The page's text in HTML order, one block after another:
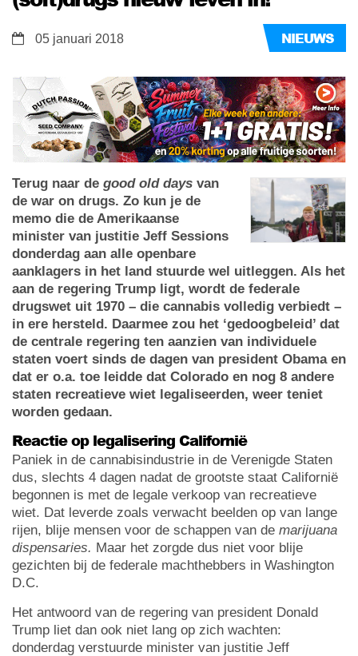
NIEUWS
05 januari 2018
Terug naar de good old days van
de war on drugs. Zo kun je de
memo die de Amerikaanse
minister van justitie Jeff Sessions
donderdag aan alle openbare
aanklagers in het land stuurde wel uitleggen. Als het
aan de regering Trump ligt, wordt de federale
drugswet uit 1970 – die cannabis volledig verbiedt –
in ere hersteld. Daarmee zou het ‘gedoogbeleid’ dat
de centrale regering ten aanzien van individuele
staten voert sinds de dagen van president Obama en
dat er o.a. toe leidde dat Colorado en nog 8 andere
staten recreatieve wiet legaliseerden, weer teniet
worden gedaan.
Reactie op legalisering Californië
Paniek in de cannabisindustrie in de Verenigde Staten
dus, slechts 4 dagen nadat de grootste staat Californië
begonnen is met de legale verkoop van recreatieve
wiet. Dat leverde zoals verwacht beelden op van lange
rijen, blije mensen voor de schappen van de marijuana
dispensaries. Maar het zorgde dus niet voor blije
gezichten bij de federale machthebbers in Washington
D.C.
Het antwoord van de regering van president Donald
Trump liet dan ook niet lang op zich wachten:
donderdag verstuurde minister van justitie Jeff